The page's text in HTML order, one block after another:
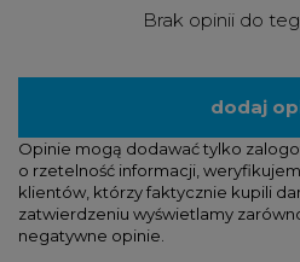
Brak opinii do
dodaj
Opinie mogą dodawać tylko
o rzetelność informacji,
klientów, którzy faktycznie kupili
zatwierdzeniu wyświetlamy
negatywne opinie.